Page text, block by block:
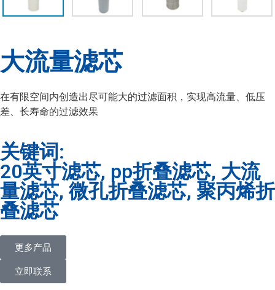
大流量滤芯
在有限空间内创造出尽可能大的过滤面积，实现高流量、低压
差、长寿命的过滤效果
关键词:
20英寸滤芯, pp折叠滤芯, 大流
量滤芯, 微孔折叠滤芯, 聚丙烯折
叠滤芯
更多产品
立即联系